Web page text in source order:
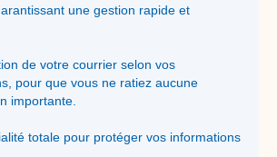
une gestion rapide et
de votre courrier selon vos
pour que vous ne ratiez aucune
importante.
totale pour protéger vos informations